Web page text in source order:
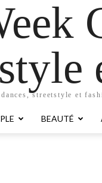
streetstyle et
BEAUTÉ